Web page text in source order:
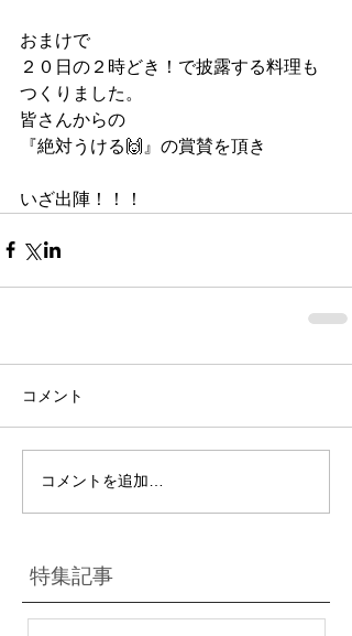
おまけで
２０日の２時どき！で披露する料理も
つくりました。
皆さんからの
『絶対うける🙌』の賞賛を頂き
いざ出陣！！！
コメント
コメントを追加…
特集記事